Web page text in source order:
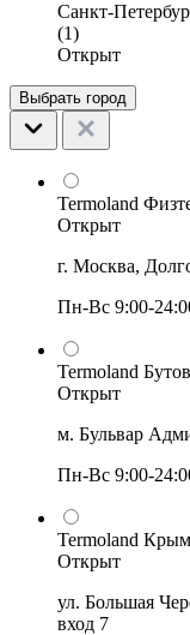
Санкт-
(1)
Открыт
Выбрать город
Termoland
Открыт
г. Москва,
Пн-Вс 9:00-
Termoland
Открыт
м. Бульвар
Пн-Вс 9:00-
Termoland
Открыт
ул. Большая
вход 7